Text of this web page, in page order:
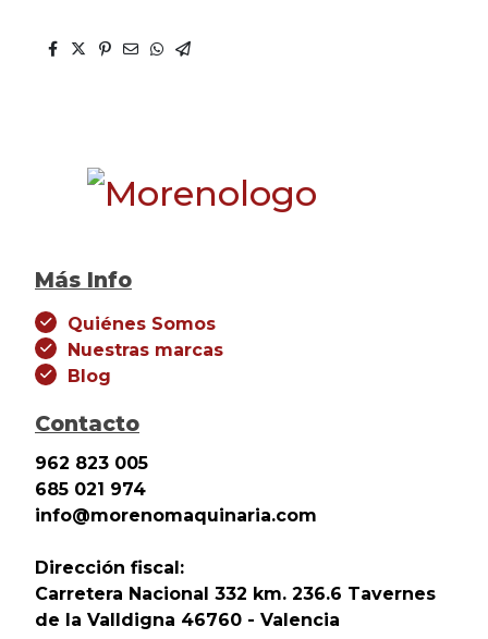
Más Info
Quiénes Somos
Nuestras marcas
Blog
Contacto
962 823 005
685 021 974
info@morenomaquinaria.com
Dirección fiscal:
Carretera Nacional 332 km. 236.6 Tavernes
de la Valldigna 46760 - Valencia